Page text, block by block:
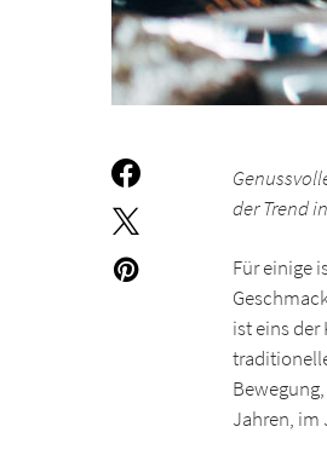
der Trend
Für einige
ist eins
Jahren, im